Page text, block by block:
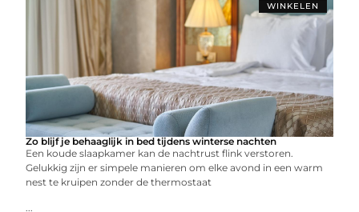
WINKELEN
Zo blijf je behaaglijk in bed tijdens winterse nachten
Een koude slaapkamer kan de nachtrust flink verstoren.
Gelukkig zijn er simpele manieren om elke avond in een warm
nest te kruipen zonder de thermostaat
...